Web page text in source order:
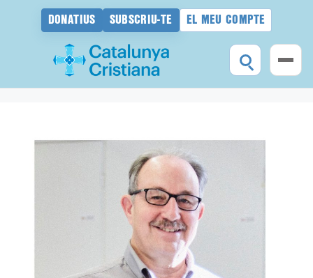
DONATIUS SUBSCRIU-TE EL MEU COMPTE